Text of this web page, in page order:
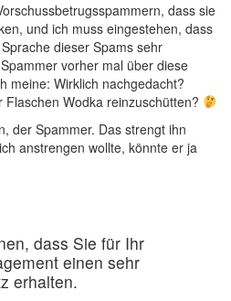
dass sie
und ich muss eingestehen, dass
dieser Spams sehr
vorher mal über diese
meine: Wirklich nachgedacht?
Wodka reinzuschütten?
der Spammer. Das strengt ihn
anstrengen wollte, könnte er ja
dass Sie für Ihr
einen sehr
erhalten.